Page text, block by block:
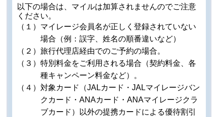
以下の場合は、マイルは加算されませんのでご注意
ください。
（１）マイレージ会員名が正しく登録されていない
場合（例：誤字、姓名の順番違いなど）
（２）旅行代理店経由でのご予約の場合。
（３）特別料金をご利用される場合（契約料金、各
種キャンペーン料金など）。
（４）対象カード（JALカード・JALマイレージバン
クカード・ANAカード・ANAマイレージクラ
ブカード）以外の提携カードによる優待割引